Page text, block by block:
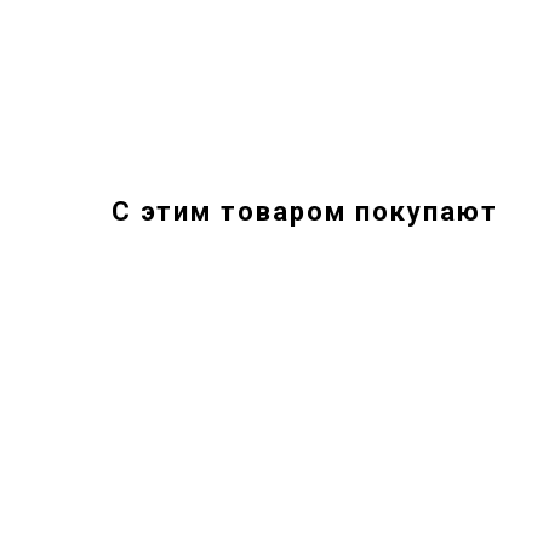
С этим товаром покупают